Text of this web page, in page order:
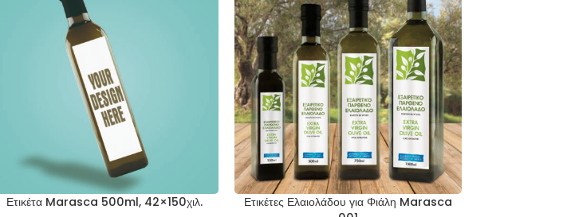
Ετικέτα Marasca 500ml, 42×150χιλ.
Ετικέτες Ελαιολάδου για Φιάλη Marasca